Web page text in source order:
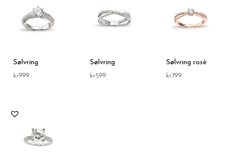
Sølvring
kr999
Sølvring
kr599
Sølvring rosè
kr799